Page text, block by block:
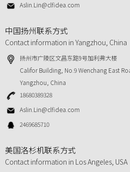
Aslin.Lin@clfidea.com
中国扬州联系方式
Contact information in Yangzhou, China
扬州市广陵区文昌东路9号加利弗大楼
Califor Building, No.9 Wenchang East
Yangzhou, China
18680389328
Aslin.Lin@clfidea.com
2469685710
美国洛杉机联系方式
Contact information in Los Angeles, USA